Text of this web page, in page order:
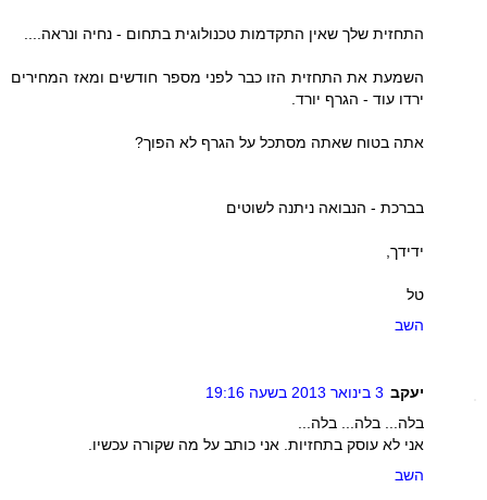
התחזית שלך שאין התקדמות טכנולוגית בתחום - נחיה ונראה....
השמעת את התחזית הזו כבר לפני מספר חודשים ומאז המחירים
ירדו עוד - הגרף יורד.
אתה בטוח שאתה מסתכל על הגרף לא הפוך?
בברכת - הנבואה ניתנה לשוטים
ידידך,
טל
השב
יעקב 3 בינואר 2013 בשעה 19:16
בלה... בלה... בלה...
אני לא עוסק בתחזיות. אני כותב על מה שקורה עכשיו.
השב